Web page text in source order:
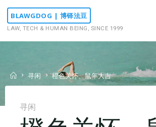
Skip
content
BLAWGDOG | 博铎法豆
LAW, TECH & HUMAN BEING, SINCE 1999
Home
寻闲 橙色关怀、鼠年大吉
寻闲